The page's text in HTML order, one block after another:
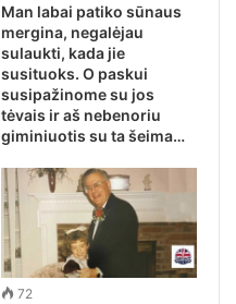
Man labai patiko sūnaus
mergina, negalėjau
sulaukti, kada jie
susituoks. O paskui
susipažinome su jos
tėvais ir aš nebenoriu
giminiuotis su ta šeima…
72